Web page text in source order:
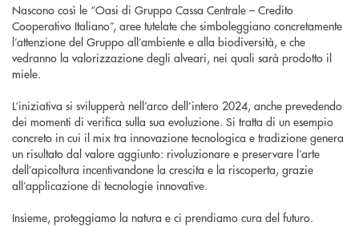
Nascono così le “Oasi di Gruppo Cassa Centrale – Credito
Cooperativo Italiano”, aree tutelate che simboleggiano concretamente
l’attenzione del Gruppo all’ambiente e alla biodiversità, e che
vedranno la valorizzazione degli alveari, nei quali sarà prodotto il
miele.
L‘iniziativa si svilupperà nell’arco dell’intero 2024, anche prevedendo
dei momenti di verifica sulla sua evoluzione. Si tratta di un esempio
concreto in cui il mix tra innovazione tecnologica e tradizione genera
un risultato dal valore aggiunto: rivoluzionare e preservare l’arte
dell’apicoltura incentivandone la crescita e la riscoperta, grazie
all’applicazione di tecnologie innovative.
Insieme, proteggiamo la natura e ci prendiamo cura del futuro.